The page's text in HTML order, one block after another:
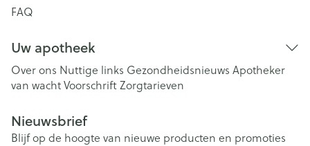
FAQ
Uw apotheek
Over ons Nuttige links Gezondheidsnieuws Apotheker
van wachtVoorschriftZorgtarieven
Nieuwsbrief
Blijf op de hoogte van nieuwe producten en promoties